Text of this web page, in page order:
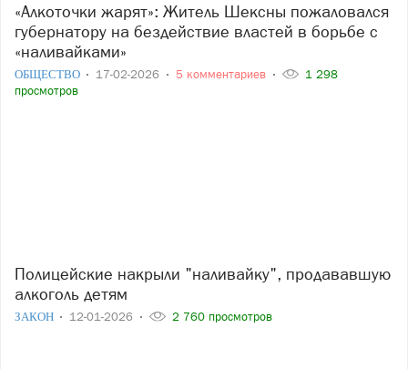
«Алкоточки жарят»: Житель Шексны пожаловался
губернатору на бездействие властей в борьбе с
«наливайками»
ОБЩЕСТВО 17-02-2026 5 комментариев
1 298
просмотров
Полицейские накрыли "наливайку", продававшую
алкоголь детям
ЗАКОН 12-01-2026 2 760 просмотров